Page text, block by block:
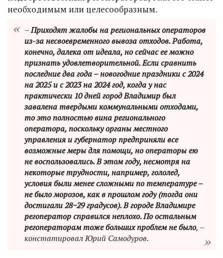
необходимым или целесообразным.
–Приходят жалобы на региональных операторов
из-за несвоевременного вывоза отходов. Работа,
конечно, далека от идеала, но сейчас ее можно
признать удовлетворительной. Если сравнить
последние два года – новогодние праздники с 2024
на 2025 и с 2023 на 2024 год, когда у нас
практически 10 дней город Владимир был
завалена твердыми коммунальными отходами,
то это полностью вина регионального
оператора, поскольку органы местного
управления и губернатор предприняли все
возможные меры для помощи, но операторы ею
не воспользовались. В этом году, несмотря на
некоторые трудности, например, гололед,
условия были менее сложными по температуре –
не было морозов, как в прошлом году (тогда они
достигали 28−29 градусов). В городе Владимире
регоператор справился неплохо. По остальным
регоператорам тоже больших проблем не было, –
констатировал Юрий Самодуров.